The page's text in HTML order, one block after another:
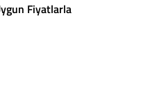
Fiyatlarla